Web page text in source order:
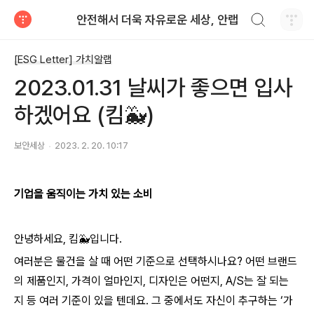
안전해서 더욱 자유로운 세상, 안랩
[ESG Letter] 가치알랩
2023.01.31 날씨가 좋으면 입사
하겠어요 (킴🐳)
보안세상 2023. 2. 20. 10:17
기업을 움직이는 가치 있는 소비
안녕하세요, 킴🐳입니다.
여러분은 물건을 살 때 어떤 기준으로 선택하시나요? 어떤 브랜드
의 제품인지, 가격이 얼마인지, 디자인은 어떤지, A/S는 잘 되는
지 등 여러 기준이 있을 텐데요. 그 중에서도 자신이 추구하는 ‘가